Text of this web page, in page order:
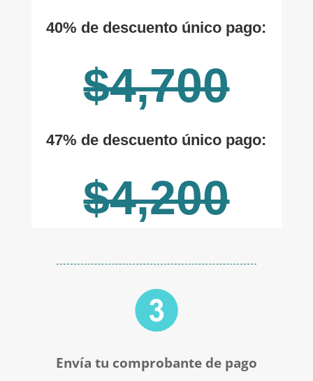
40% de descuento único pago:
$4,700
47% de descuento único pago:
$4,200
Envía tu comprobante de pago